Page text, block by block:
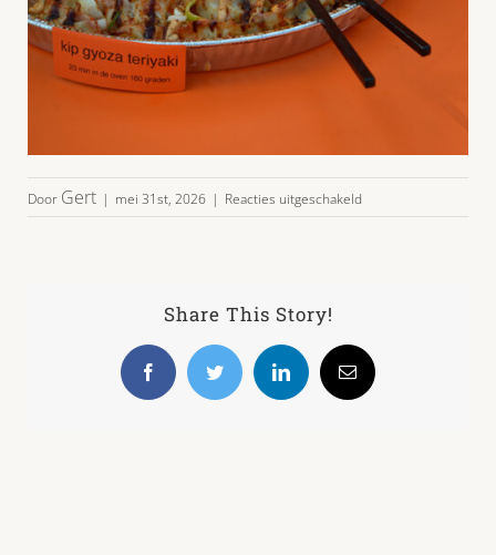
Door Gert | mei 31st, 2026 | Reacties uitgeschakeld
party-
Share This Story!
FacebookTwitter LinkedInE-
mail